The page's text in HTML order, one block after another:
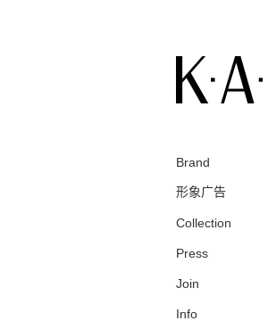
Brand
形象广告
Collection
Press
Join
Info